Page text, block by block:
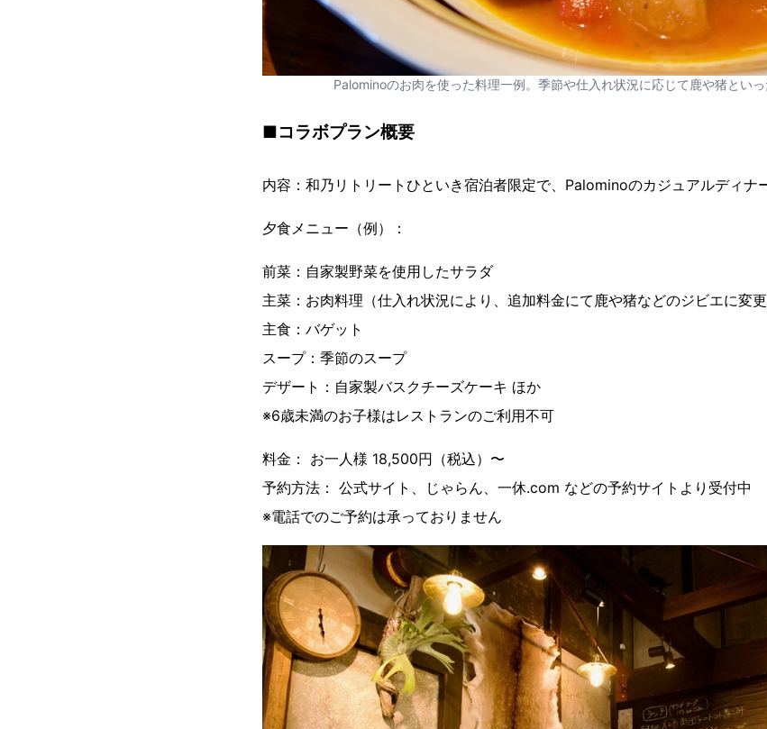
Palominoのお肉を使った料理一例。季節や仕入れ状況に応じて鹿や猪とい
■コラボプラン概要
内容：和乃リトリートひといき宿泊者限定で、Palominoのカジュアルディナ
夕食メニュー（例）：
前菜：自家製野菜を使用したサラダ
主菜：お肉料理（仕入れ状況により、追加料金にて鹿や猪などのジビエに変更
主食：バゲット
スープ：季節のスープ
デザート：自家製バスクチーズケーキ ほか
※6歳未満のお子様はレストランのご利用不可
料金： お一人様 18,500円（税込）〜
予約方法： 公式サイト、じゃらん、一休.com などの予約サイトより受付中
※電話でのご予約は承っておりません